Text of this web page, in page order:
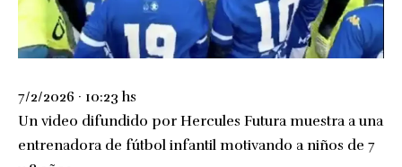
7/2/2026 · 10:23 hs
Un video difundido por Hercules Futura muestra a una
entrenadora de fútbol infantil motivando a niños de 7